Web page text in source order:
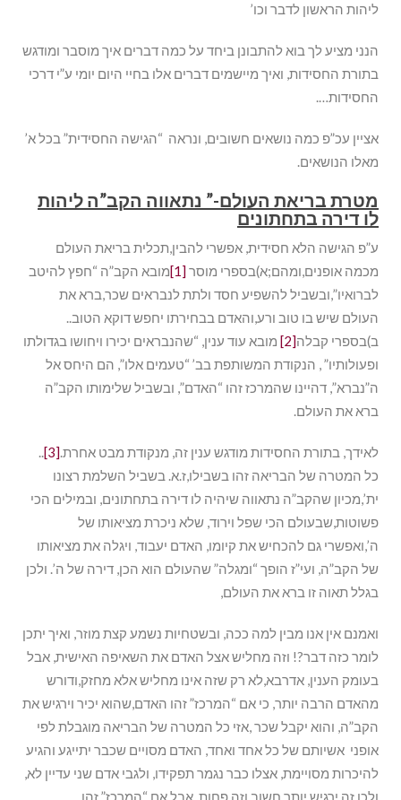
ליהות הראשון לדבר וכו’
הנני מציע לך בוא להתבונן ביחד על כמה דברים איך מוסבר ומודגש
בתורת החסידות, ואיך מיישמים דברים אלו בחיי היום יומי ע”י דרכי
החסידות….
אציין עכ”פ כמה נושאים חשובים, ונראה “הגישה החסידית” בכל א’
מאלו הנושאים.
מטרת בריאת העולם-” נתאווה הקב”ה ליהות
לו דירה בתחתונים
ע”פ הגישה הלא חסידית, אפשרי להבין,תכלית בריאת העולם
מכמה אופנים,ומהם;א)בספרי מוסר [1]
מובא הקב”ה “חפץ להיטב
לברואיו”,ובשביל להשפיע חסד ולתת לנבראים שכר,ברא את
העולם שיש בו טוב ורע,והאדם בבחירתו יחפש דוקא הטוב..
ב)בספרי קבלה[2]
מובא עוד ענין, “שהנבראים יכירו ויחושו בגדולתו
ופעולותיו” , הנקודת המשותפת בב’ “טעמים אלו”, הם היחס אל
ה”נברא”, דהיינו שהמרכז זהו “האדם”, ובשביל שלימותו הקב”ה
ברא את העולם.
לאידך, בתורת החסידות מודגש ענין זה, מנקודת מבט אחרת.[3]
..
כל המטרה של הבריאה זהו בשבילו,ז.א. בשביל השלמת רצונו
ית’,מכיון שהקב”ה נתאווה שיהיה לו דירה בתחתונים, ובמילים הכי
פשוטות,שבעולם הכי שפל וירוד, שלא ניכרת מציאותו של
ה’,ואפשרי גם להכחיש את קיומו, האדם יעבוד, ויגלה את מציאותו
של הקב”ה, ועי”ז הופך “ומגלה” שהעולם הוא הכן, דירה של ה’. ולכן
בגלל תאוה זו ברא את העולם,
ואמנם אין אנו מבין למה ככה, ובשטחיות נשמע קצת מוזר, ואיך יתכן
לומר כזה דבר?! וזה מחליש אצל האדם את השאיפה האישית, אבל
בעומק הענין, אדרבא,לא רק שזה אינו מחליש אלא מחזק,ודורש
מהאדם הרבה יותר, כי אם “המרכז” זהו האדם,שהוא יכיר וירגיש את
הקב”ה, והוא יקבל שכר ,אזי כל המטרה של הבריאה מוגבלת לפי
אופני אשיותם של כל אחד ואחד, האדם מסויים שכבר יתייגע והגיע
להיכרות מסויימת, אצלו כבר נגמר תפקידו, ולגבי אדם שני עדיין לא,
ולכן זה ירגיש יותר חשוב וזה פחות, אבל אם “המרכז” זהו